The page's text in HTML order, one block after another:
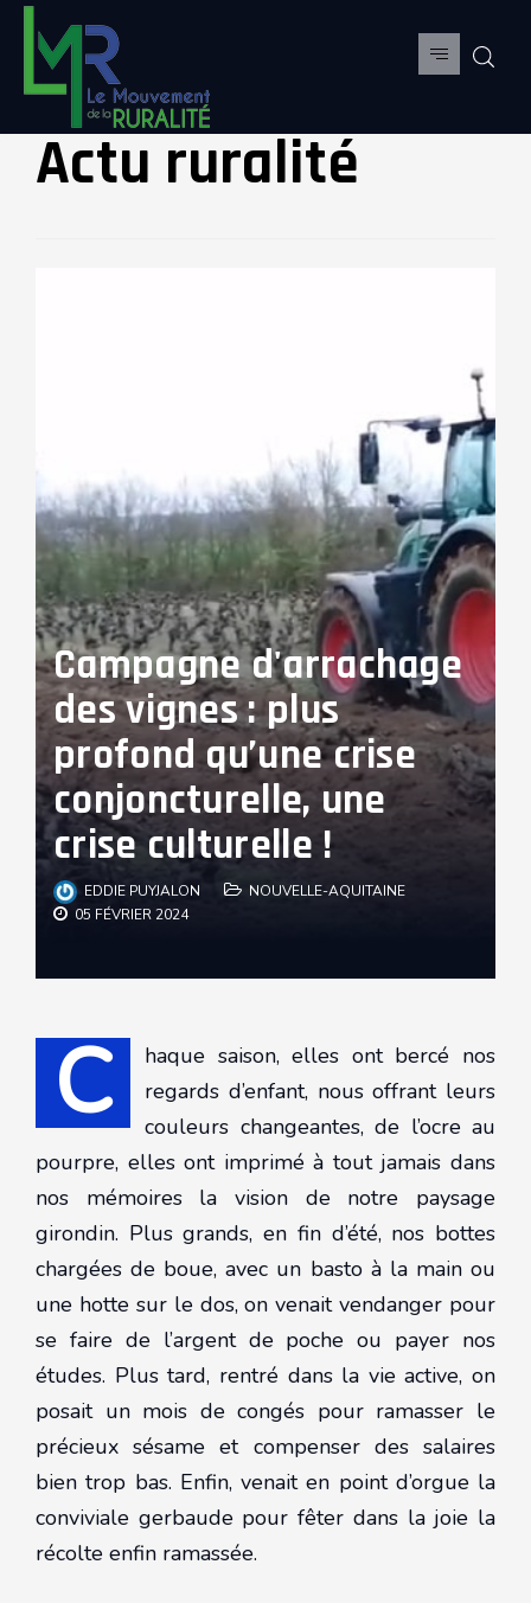
Actu ruralité
Campagne d'arrachage
des vignes : plus
profond qu’une crise
conjoncturelle, une
crise culturelle !
EDDIE PUYJALON
NOUVELLE-AQUITAINE
05 FÉVRIER 2024
C
haque saison, elles ont bercé nos
regards d’enfant, nous offrant leurs
couleurs changeantes, de l’ocre au
pourpre, elles ont imprimé à tout jamais dans
nos mémoires la vision de notre paysage
girondin. Plus grands, en fin d’été, nos bottes
chargées de boue, avec un basto à la main ou
une hotte sur le dos, on venait vendanger pour
se faire de l’argent de poche ou payer nos
études. Plus tard, rentré dans la vie active, on
posait un mois de congés pour ramasser le
précieux sésame et compenser des salaires
bien trop bas. Enfin, venait en point d’orgue la
conviviale gerbaude pour fêter dans la joie la
récolte enfin ramassée.